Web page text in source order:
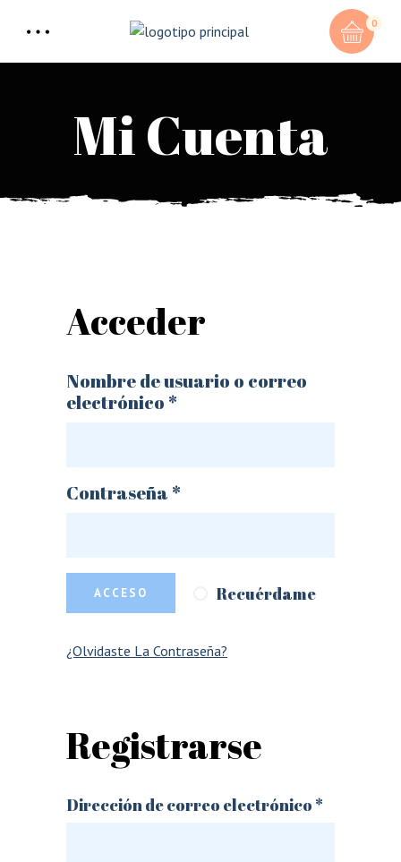
0
Mi Cuenta
Acceder
Nombre de usuario o correo
electrónico *
Contraseña *
Recuérdame
ACCESO
¿Olvidaste La Contraseña?
Registrarse
Dirección de correo electrónico *